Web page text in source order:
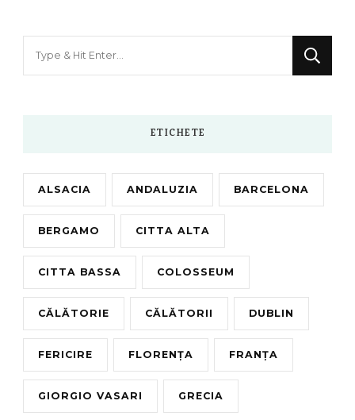
ETICHETE
ALSACIA ANDALUZIA BARCELONA
BERGAMO CITTA ALTA
CITTA BASSA COLOSSEUM
CĂLĂTORIE CĂLĂTORII DUBLIN
FERICIRE FLORENȚA FRANȚA
GIORGIO VASARI GRECIA